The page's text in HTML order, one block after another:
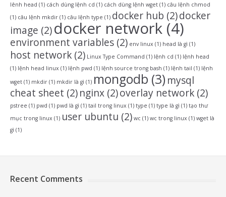
lênh head (1) cách dùng lệnh cd (1) cách dùng lệnh wget (1) câu lệnh chmod
(1) câu lệnh mkdir (1) câu lệnh type (1) docker hub (2)docker
image (2)docker network (4)
environment variables (2) env linux (1) head là gì (1)
host network (2) Linux Type Command (1) lệnh cd (1) lệnh head
(1) lệnh head linux (1) lệnh pwd (1) lệnh source trong bash (1) lệnh tail (1) lệnh
wget (1) mkdir (1) mkdir là gì (1) mongodb (3) mysql
cheat sheet (2)nginx (2)overlay network (2)
pstree (1) pwd (1) pwd là gì (1) tail trong linux (1) type (1) type là gì (1) tạo thư
mục trong linux (1) user ubuntu (2) wc (1) wc trong linux (1) wget là
gì (1)
Recent Comments